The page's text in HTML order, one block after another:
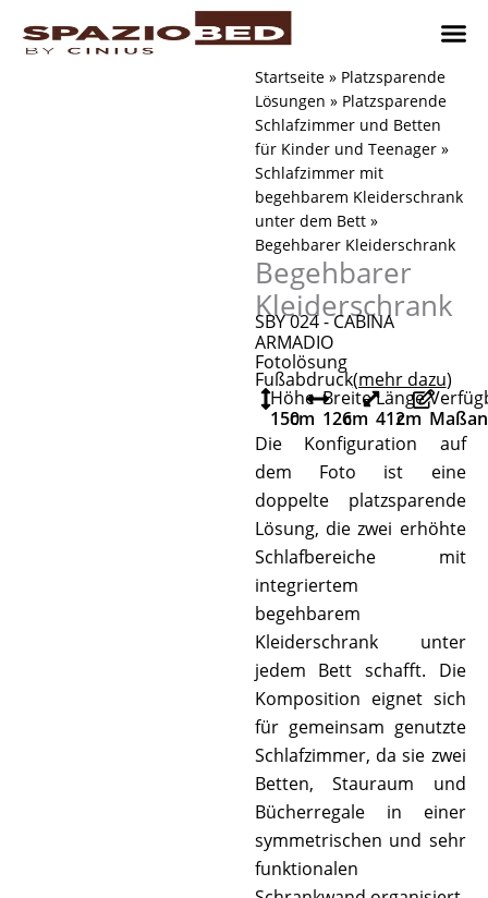
Inhalt
Startseite» Platzsparende
Lösungen » Platzsparende
Schlafzimmer und Betten
für Kinder und Teenager»
Schlafzimmer mit
begehbarem Kleiderschrank
unter dem Bett»
Begehbarer Kleiderschrank
Begehbarer
Kleiderschrank
SBY 024 - CABINA
ARMADIO
Fotolösung
Fußabdruck(mehr dazu)
Höhe
150cm
Breite
126cm
Länge
412cm
Die Konfiguration auf
dem Foto ist eine
doppelte platzsparende
Lösung, die zwei erhöhte
Schlafbereiche mit
integriertem
begehbarem
Kleiderschrank unter
jedem Bett schafft. Die
Komposition eignet sich
für gemeinsam genutzte
Schlafzimmer, da sie zwei
Betten, Stauraum und
Bücherregale in einer
symmetrischen und sehr
funktionalen